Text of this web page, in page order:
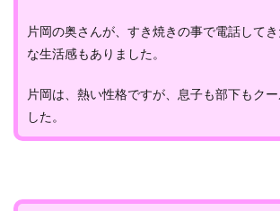
片岡の奥さんが、すき焼きの事で電話して
な生活感もありました。
片岡は、熱い性格ですが、息子も部下もク
した。